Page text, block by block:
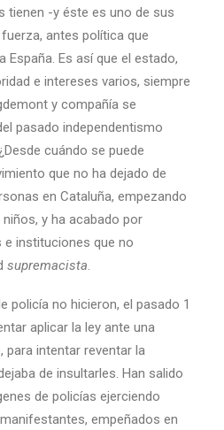
tienen -y éste es uno de sus
antes política que
España. Es así que el estado,
e intereses varios, siempre
y compañía se
pasado independentismo
cuándo se puede
que no ha dejado de
en Cataluña, empezando
y ha acabado por
instituciones que no
supremacista.
policía no hicieron, el pasado 1
aplicar la ley ante una
para intentar reventar la
de insultarles. Han salido
de policías ejerciendo
empeñados en